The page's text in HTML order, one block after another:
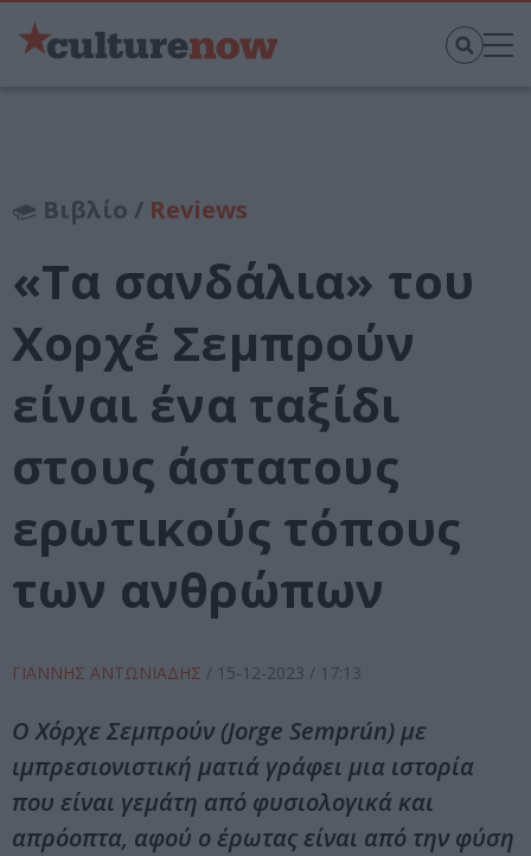
Βιβλίο / Reviews
«Τα σανδάλια» του
Χορχέ Σεμπρούν
είναι ένα ταξίδι
στους άστατους
ερωτικούς τόπους
των ανθρώπων
ΓΙΑΝΝΗΣ ΑΝΤΩΝΙΑΔΗΣ / 15-12-2023 / 17:13
Ο Χόρχε Σεμπρούν (Jorge Semprún) με
ιμπρεσιονιστική ματιά γράφει μια ιστορία
που είναι γεμάτη από φυσιολογικά και
απρόοπτα, αφού ο έρωτας είναι από την φύση